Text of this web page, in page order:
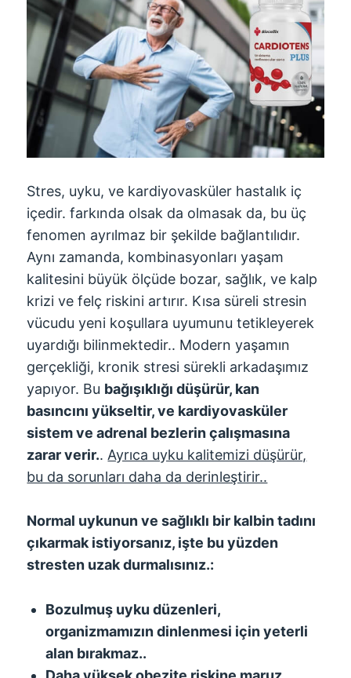
Stres, uyku, ve kardiyovasküler hastalık iç
içedir. farkında olsak da olmasak da, bu üç
fenomen ayrılmaz bir şekilde bağlantılıdır.
Aynı zamanda, kombinasyonları yaşam
kalitesini büyük ölçüde bozar, sağlık, ve kalp
krizi ve felç riskini artırır. Kısa süreli stresin
vücudu yeni koşullara uyumunu tetikleyerek
uyardığı bilinmektedir.. Modern yaşamın
gerçekliği, kronik stresi sürekli arkadaşımız
yapıyor. Bu bağışıklığı düşürür, kan
basıncını yükseltir, ve kardiyovasküler
sistem ve adrenal bezlerin çalışmasına
zarar verir.. Ayrıca uyku kalitemizi düşürür,
bu da sorunları daha da derinleştirir..
Normal uykunun ve sağlıklı bir kalbin tadını
çıkarmak istiyorsanız, işte bu yüzden
stresten uzak durmalısınız.:
Bozulmuş uyku düzenleri,
organizmamızın dinlenmesi için yeterli
alan bırakmaz..